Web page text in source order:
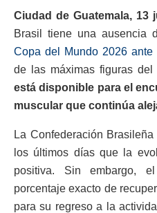
Ciudad de Guatemala, 13
Brasil tiene una ausencia
Copa del Mundo 2026 ante
de las máximas figuras del
está disponible para el
muscular que continúa
La Confederación
los últimos días que la
positiva. Sin embargo,
porcentaje exacto de
para su regreso a la